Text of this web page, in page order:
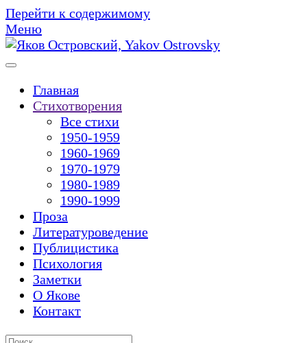
Перейти к содержимому
Меню
Главная
Стихотворения
Все стихи
1950-1959
1960-1969
1970-1979
1980-1989
1990-1999
Проза
Литературоведение
Публицистика
Психология
Заметки
О Якове
Контакт